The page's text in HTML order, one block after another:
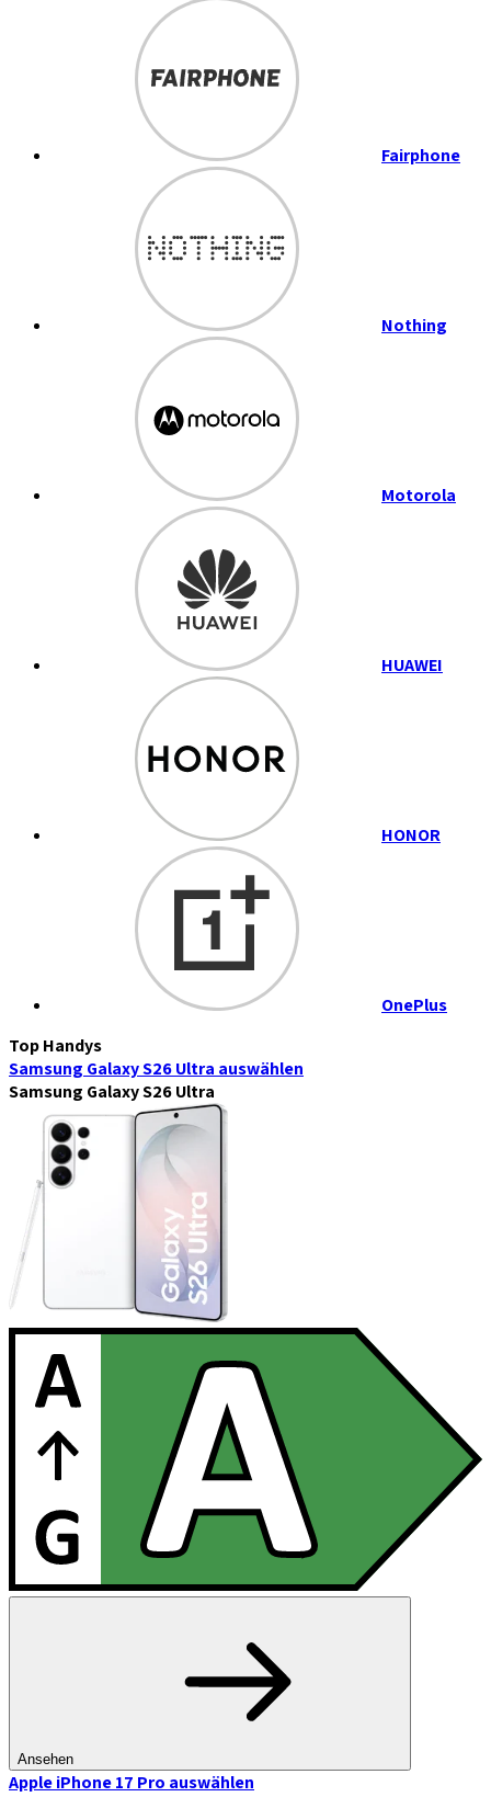
Fairphone
Nothing
Motorola
HUAWEI
HONOR
OnePlus
Top Handys
Samsung Galaxy S26 Ultra auswählen
Samsung Galaxy S26 Ultra
Ansehen
Apple iPhone 17 Pro auswählen